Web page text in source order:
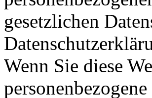
gesetzlichen
Wenn Sie diese